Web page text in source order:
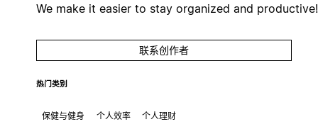
We make it easier to stay organized and productive!
联系创作者
热门类别
保健与健身 个人效率 个人理财